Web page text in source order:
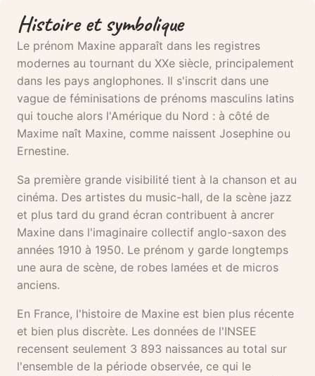
Histoire et symbolique
Le prénom Maxine apparaît dans les registres
modernes au tournant du XXe siècle, principalement
dans les pays anglophones. Il s'inscrit dans une
vague de féminisations de prénoms masculins latins
qui touche alors l'Amérique du Nord : à côté de
Maxime naît Maxine, comme naissent Josephine ou
Ernestine.
Sa première grande visibilité tient à la chanson et au
cinéma. Des artistes du music-hall, de la scène jazz
et plus tard du grand écran contribuent à ancrer
Maxine dans l'imaginaire collectif anglo-saxon des
années 1910 à 1950. Le prénom y garde longtemps
une aura de scène, de robes lamées et de micros
anciens.
En France, l'histoire de Maxine est bien plus récente
et bien plus discrète. Les données de l'INSEE
recensent seulement 3 893 naissances au total sur
l'ensemble de la période observée, ce qui le